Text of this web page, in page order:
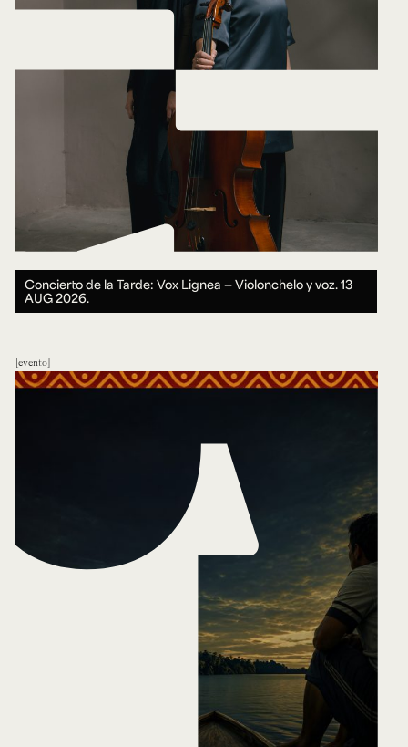
Concierto de la Tarde: Vox Lignea — Violonchelo y voz.13
AUG 2026.
evento